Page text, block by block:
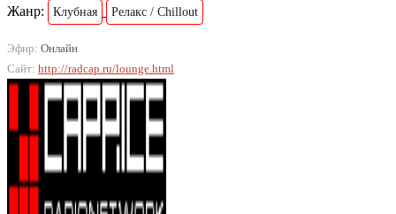
Жанр:
Клубная Релакс / Chillout
Эфир: Онлайн
Сайт: http://radcap.ru/lounge.html